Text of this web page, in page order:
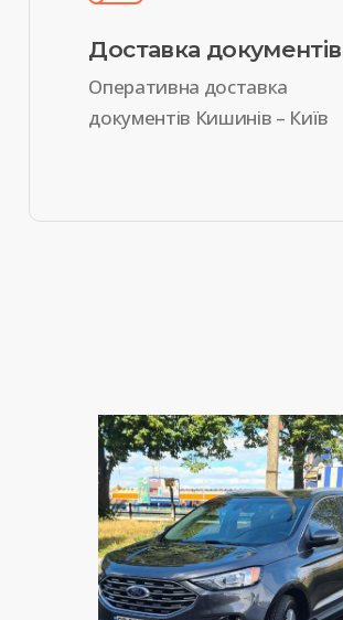
Доставка документів
Оперативна доставка
документів Кишинів – Київ